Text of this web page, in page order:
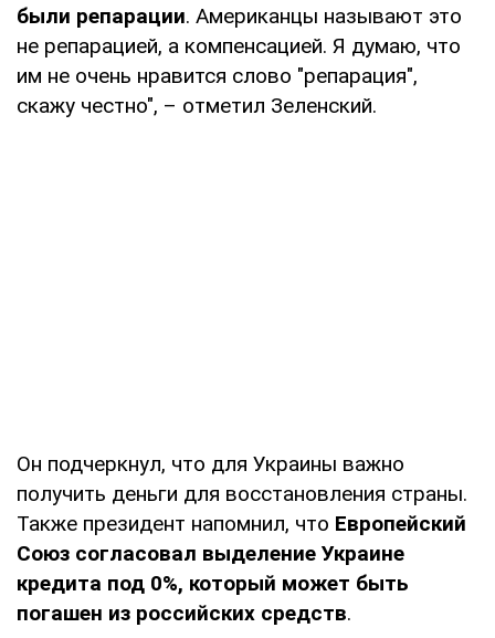
были репарации. Американцы называют это
не репарацией, а компенсацией. Я думаю, что
им не очень нравится слово "репарация",
скажу честно", – отметил Зеленский.
Он подчеркнул, что для Украины важно
получить деньги для восстановления страны.
Также президент напомнил, что Европейский
Союз согласовал выделение Украине
кредита под 0%, который может быть
погашен из российских средств.